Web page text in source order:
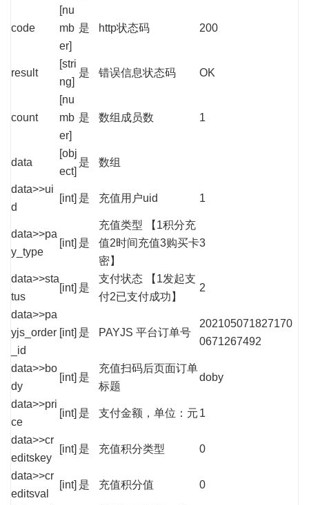
code
[nu
mb
er]
是 http状态码 200
result
[stri
ng]
是 错误信息状态码 OK
count
[nu
mb
er]
是 数组成员数 1
data
[obj
ect]
是 数组
data>>ui
d
[int] 是 充值用户uid 1
data>>pa
y_type
[int] 是
充值类型 【1积分充
值2时间充值3购买卡
密】
3
data>>sta
tus
[int] 是
支付状态 【1发起支
付2已支付成功】
2
data>>pa
yjs_order
_id
[int] 是 PAYJS 平台订单号
202105071827170
0671267492
data>>bo
dy
[int] 是
充值扫码后页面订单
标题
doby
data>>pri
ce
[int] 是 支付金额，单位：元 1
data>>cr
editskey
[int] 是 充值积分类型 0
data>>cr
editsval
[int] 是 充值积分值 0